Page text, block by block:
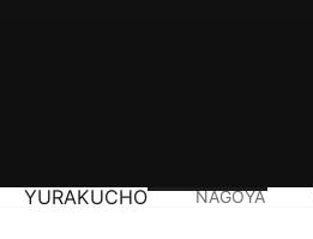
YURAKUCHO NAGOYA